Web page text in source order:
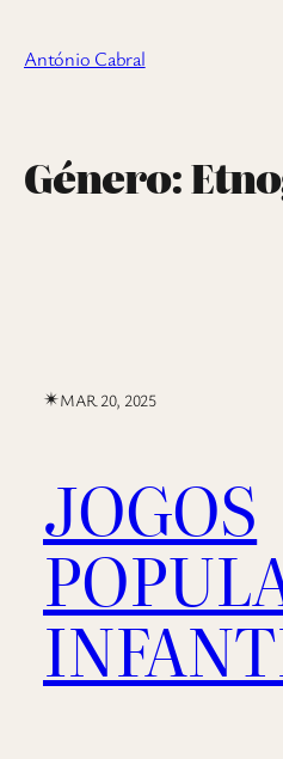
António Cabral
Género:
✴︎MAR 20, 2025
JOGOS